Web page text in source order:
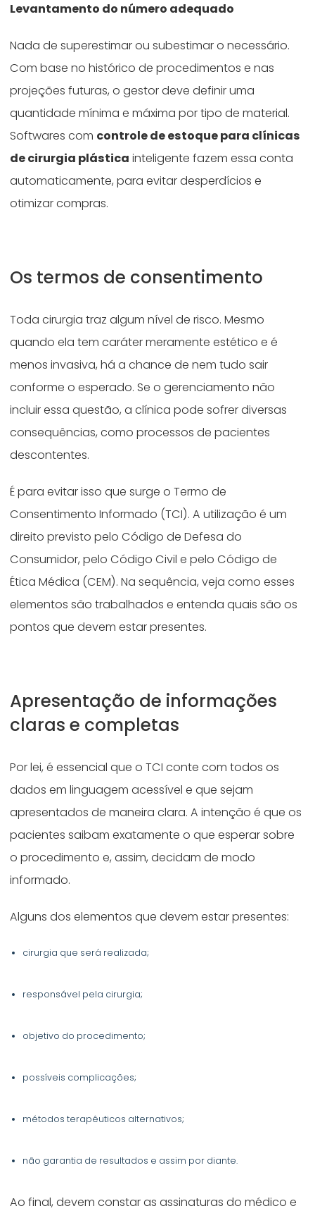
Levantamento do número adequado
Nada de superestimar ou subestimar o necessário.
Com base no histórico de procedimentos e nas
projeções futuras, o gestor deve definir uma
quantidade mínima e máxima por tipo de material.
Softwares com controle de estoque para clínicas
de cirurgia plástica inteligente fazem essa conta
automaticamente, para evitar desperdícios e
otimizar compras.
Os termos de consentimento
Toda cirurgia traz algum nível de risco. Mesmo
quando ela tem caráter meramente estético e é
menos invasiva, há a chance de nem tudo sair
conforme o esperado. Se o gerenciamento não
incluir essa questão, a clínica pode sofrer diversas
consequências, como processos de pacientes
descontentes.
É para evitar isso que surge o Termo de
Consentimento Informado (TCI). A utilização é um
direito previsto pelo Código de Defesa do
Consumidor, pelo Código Civil e pelo Código de
Ética Médica (CEM). Na sequência, veja como esses
elementos são trabalhados e entenda quais são os
pontos que devem estar presentes.
Apresentação de informações
claras e completas
Por lei, é essencial que o TCI conte com todos os
dados em linguagem acessível e que sejam
apresentados de maneira clara. A intenção é que os
pacientes saibam exatamente o que esperar sobre
o procedimento e, assim, decidam de modo
informado.
Alguns dos elementos que devem estar presentes:
cirurgia que será realizada;
responsável pela cirurgia;
objetivo do procedimento;
possíveis complicações;
métodos terapêuticos alternativos;
não garantia de resultados e assim por diante.
Ao final, devem constar as assinaturas do médico e